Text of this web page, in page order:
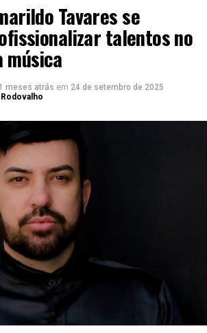
Tavares se
talentos no
música
meses atrás em 24 de setembro de 2025